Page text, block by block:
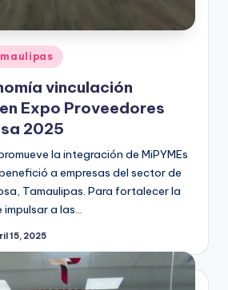
vinculación
Expo Proveedores
2025
la integración de MiPYMEs
a empresas del sector de
Tamaulipas. Para fortalecer la
a las…
15, 2025